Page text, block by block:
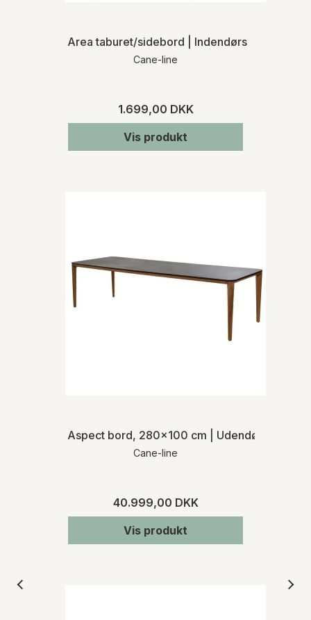
Area taburet/sidebord | Indendørs
Cane-line
1.699,00 DKK
Vis produkt
Aspect bord, 280x100 cm | Udendørs
Cane-line
40.999,00 DKK
Vis produkt